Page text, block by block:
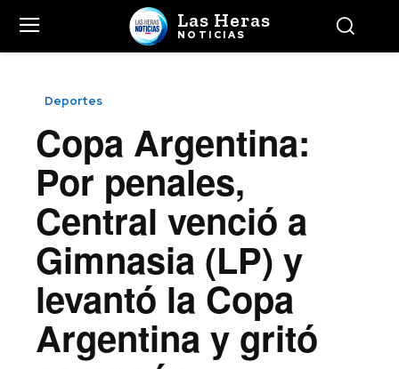
Las Heras
NOTICIAS
Deportes
Copa Argentina:
Por penales,
Central venció a
Gimnasia (LP) y
levantó la Copa
Argentina y gritó